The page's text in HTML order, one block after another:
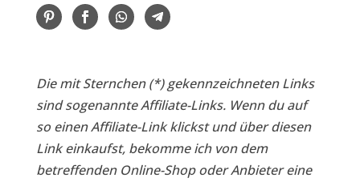
Die mit Sternchen (*) gekennzeichneten Links
sind sogenannte Affiliate-Links. Wenn du auf
so einen Affiliate-Link klickst und über diesen
Link einkaufst, bekomme ich von dem
betreffenden Online-Shop oder Anbieter eine